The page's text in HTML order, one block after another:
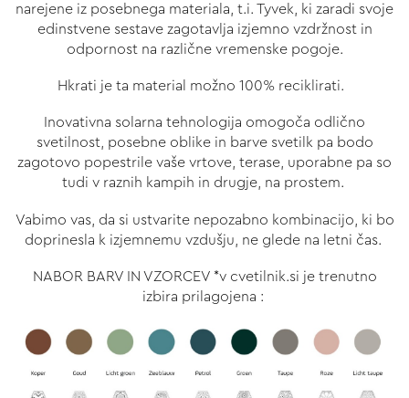
narejene iz posebnega materiala, t.i. Tyvek, ki zaradi svoje
edinstvene sestave zagotavlja izjemno vzdržnost in
odpornost na različne vremenske pogoje.
Hkrati je ta material možno 100% reciklirati.
Inovativna solarna tehnologija omogoča odlično
svetilnost, posebne oblike in barve svetilk pa bodo
zagotovo popestrile vaše vrtove, terase, uporabne pa so
tudi v raznih kampih in drugje, na prostem.
Vabimo vas, da si ustvarite nepozabno kombinacijo, ki bo
doprinesla k izjemnemu vzdušju, ne glede na letni čas.
NABOR BARV IN VZORCEV *v cvetilnik.si je trenutno
izbira prilagojena :